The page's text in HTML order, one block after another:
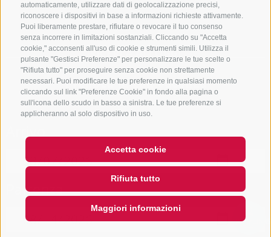
automaticamente, utilizzare dati di geolocalizzazione precisi,
riconoscere i dispositivi in base a informazioni richieste attivamente.
Puoi liberamente prestare, rifiutare o revocare il tuo consenso
senza incorrere in limitazioni sostanziali. Cliccando su "Accetta
cookie," acconsenti all'uso di cookie e strumenti simili. Utilizza il
pulsante "Gestisci Preferenze" per personalizzare le tue scelte o
"Rifiuta tutto" per proseguire senza cookie non strettamente
necessari. Puoi modificare le tue preferenze in qualsiasi momento
cliccando sul link "Preferenze Cookie" in fondo alla pagina o
sull'icona dello scudo in basso a sinistra. Le tue preferenze si
applicheranno al solo dispositivo in uso.
Accetta cookie
Rifiuta tutto
Maggiori informazioni
RICERCA ALLOGGI
Prenota la tua vacanza
Partenza
QUICKLINKS